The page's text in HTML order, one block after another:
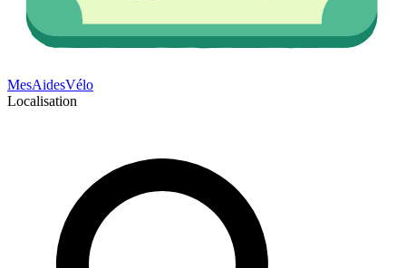
MesAidesVélo
Localisation